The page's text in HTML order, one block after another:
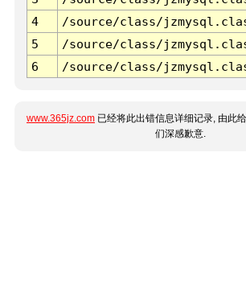
4
/source/class/
5
/source/class/
6
/source/class/
www.365jz.com 已经将此出错信息详细记录, 由此
们深感歉意.